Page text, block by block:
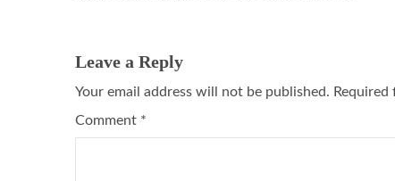
Leave a Reply
Your email address will not be published. Required
Comment *